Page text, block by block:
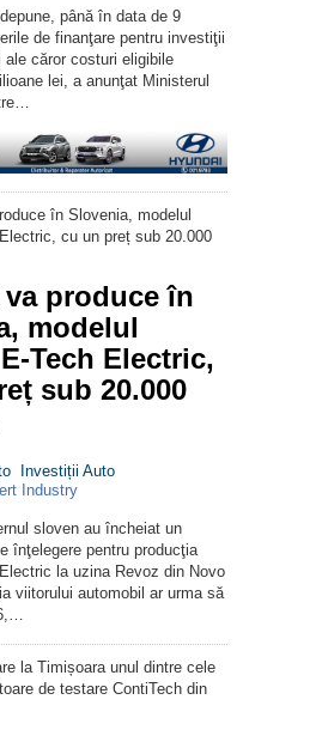
până în data de 9
de finanţare pentru investiţii
ale căror costuri eligibile
lei, a anunţat Ministerul
produce în
modelul
Tech Electric,
sub 20.000
Investiții Auto
Industry
sloven au încheiat un
înţelegere pentru producţia
la uzina Revoz din Novo
viitorului automobil ar urma să